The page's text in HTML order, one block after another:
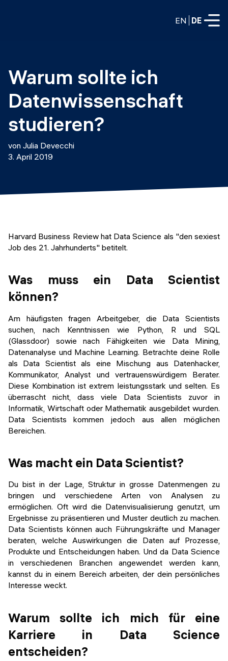
EN DE
Data Science
Web-Entwicklung und KI
TEILZEITROGRAMME
Data Science
DevOps zu LLMOps
KURZKURSE
Python Programmierung
Data Science Einführungskurs
Web-Entwicklung Einführungskurs
Python Einführungskurs
Python & Ops Einführungskurs
Weiterbildung / Schulung
Consulting
Prototyping
Veranstaltungen
Alumni Geschichten
Warum sollte ich
Datenwissenschaft
studieren?
von Julia Devecchi
3. April 2019
Harvard Business Review hat Data Science als "den sexiest
Job des 21. Jahrhunderts" betitelt.
Was muss ein Data Scientist
können?
Am häufigsten fragen Arbeitgeber, die Data Scientists
suchen, nach Kenntnissen wie Python, R und SQL
(Glassdoor) sowie nach Fähigkeiten wie Data Mining,
Datenanalyse und Machine Learning. Betrachte deine Rolle
als Data Scientist als eine Mischung aus Datenhacker,
Kommunikator, Analyst und vertrauenswürdigem Berater.
Diese Kombination ist extrem leistungsstark und selten. Es
überrascht nicht, dass viele Data Scientists zuvor in
Informatik, Wirtschaft oder Mathematik ausgebildet wurden.
Data Scientists kommen jedoch aus allen möglichen
Bereichen.
Was macht ein Data Scientist?
Du bist in der Lage, Struktur in grosse Datenmengen zu
bringen und verschiedene Arten von Analysen zu
ermöglichen. Oft wird die Datenvisualisierung genutzt, um
Ergebnisse zu präsentieren und Muster deutlich zu machen.
Data Scientists können auch Führungskräfte und Manager
beraten, welche Auswirkungen die Daten auf Prozesse,
Produkte und Entscheidungen haben. Und da Data Science
in verschiedenen Branchen angewendet werden kann,
kannst du in einem Bereich arbeiten, der dein persönliches
Interesse weckt.
Warum sollte ich mich für eine
Karriere in Data Science
entscheiden?